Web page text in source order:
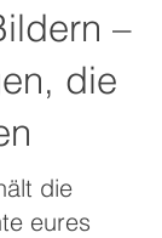
–
die
die
eures